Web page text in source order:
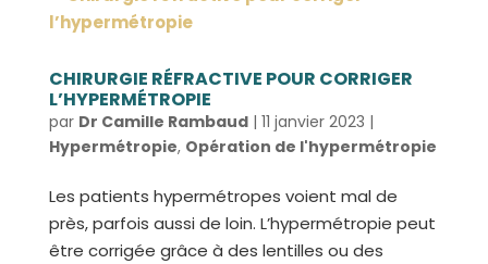
CHIRURGIE RÉFRACTIVE POUR CORRIGER
L’HYPERMÉTROPIE
par Dr Camille Rambaud| 11 janvier 2023 |
Hypermétropie, Opération de l'hypermétropie
Les patients hypermétropes voient mal de
près, parfois aussi de loin. L’hypermétropie peut
être corrigée grâce à des lentilles ou des